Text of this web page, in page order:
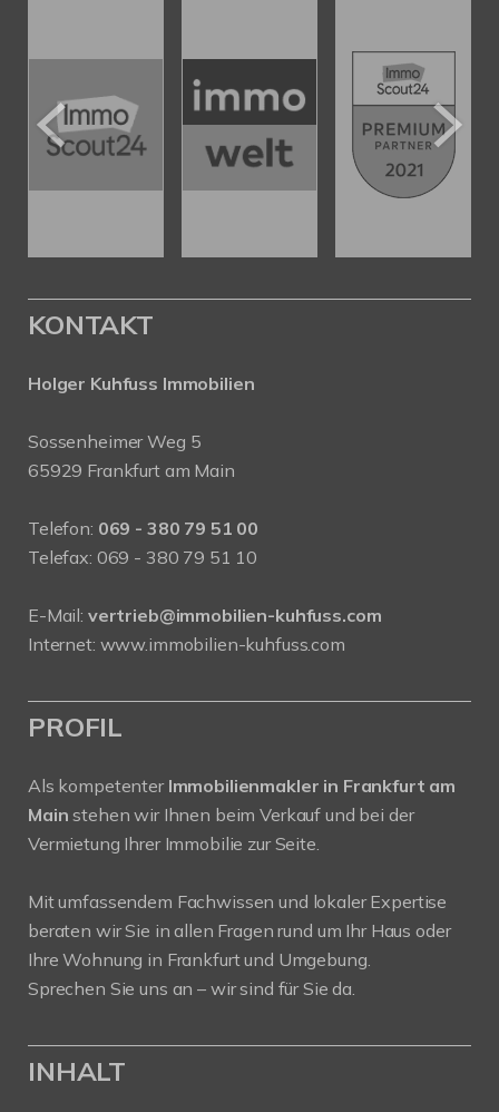
KONTAKT
Holger Kuhfuss Immobilien
Sossenheimer Weg 5
65929 Frankfurt am Main
Telefon: 069 - 380 79 51 00
Telefax: 069 - 380 79 51 10
E-Mail: vertrieb@immobilien-kuhfuss.com
Internet: www.immobilien-kuhfuss.com
PROFIL
Als kompetenter Immobilienmakler in Frankfurt am
Main stehen wir Ihnen beim Verkauf und bei der
Vermietung Ihrer Immobilie zur Seite.
Mit umfassendem Fachwissen und lokaler Expertise
beraten wir Sie in allen Fragen rund um Ihr Haus oder
Ihre Wohnung in Frankfurt und Umgebung.
Sprechen Sie uns an – wir sind für Sie da.
INHALT